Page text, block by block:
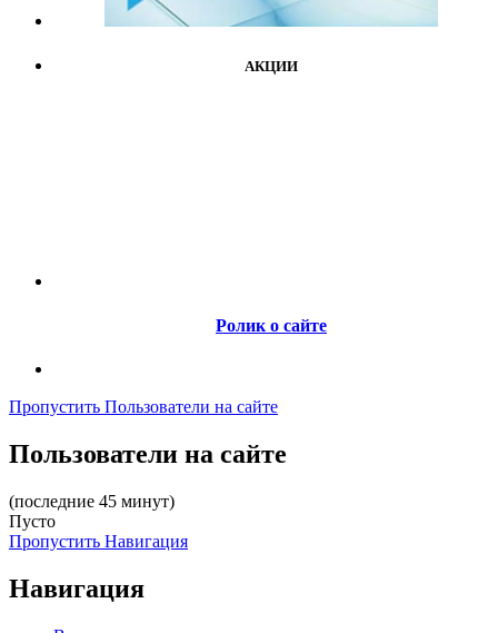
АКЦИИ
Ролик о сайте
Пропустить Пользователи на сайте
Пользователи на сайте
(последние 45 минут)
Пусто
Пропустить Навигация
Навигация